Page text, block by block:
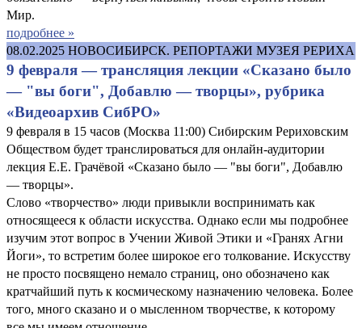
Мир.
подробнее »
08.02.2025 НОВОСИБИРСК. РЕПОРТАЖИ МУЗЕЯ РЕРИХА
9 февраля — трансляция лекции «Сказано было
— "вы боги", Добавлю — творцы», рубрика
«Видеоархив СибРО»
9 февраля в 15 часов (Москва 11:00) Сибирским Рериховским
Обществом будет транслироваться для онлайн-аудитории
лекция Е.Е. Грачёвой «Сказано было — "вы боги", Добавлю
— творцы».
Слово «творчество» люди привыкли воспринимать как
относящееся к области искусства. Однако если мы подробнее
изучим этот вопрос в Учении Живой Этики и «Гранях Агни
Йоги», то встретим более широкое его толкование. Искусству
не просто посвящено немало страниц, оно обозначено как
кратчайший путь к космическому назначению человека. Более
того, много сказано и о мысленном творчестве, к которому